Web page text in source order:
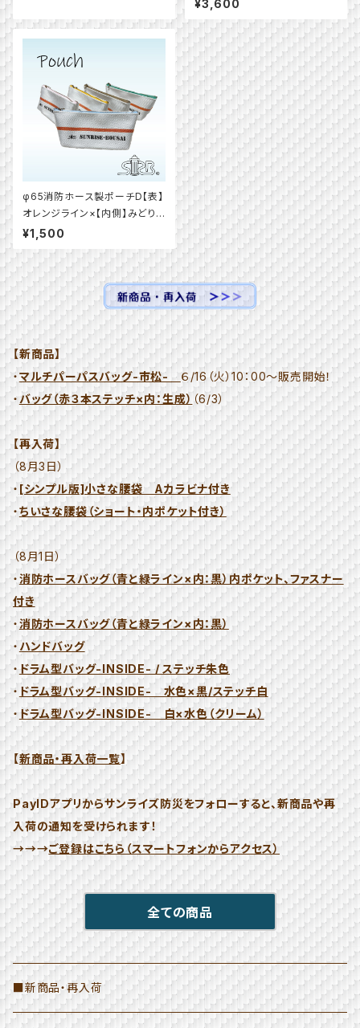
¥3,600
φ65消防ホース製ポーチD【表】
オレンジライン×【内側】みどり
色（ファスナー5色）
¥1,500
【新商品】
・マルチパーパスバッグ-市松- ６/16（火）10：00～販売開始！
・ バッグ（赤３本ステッチ×内：生成） （6/3）
【再入荷】
（8月3日）
・ [シンプル版]小さな腰袋 Aカラビナ付き
・ちいさな腰袋（ショート・内ポケット付き）
（8月1日）
・消防ホースバッグ（青と緑ライン×内：黒）内ポケット、ファスナー
付き
・消防ホースバッグ（青と緑ライン×内：黒）
・ ハンドバッグ
・ ドラム型バッグ-INSIDE- / ステッチ朱色
・ ドラム型バッグ-INSIDE- 水色×黒/ステッチ白
・ ドラム型バッグ-INSIDE- 白×水色（クリーム）
【新商品・再入荷一覧】
PayIDアプリからサンライズ防災をフォローすると、新商品や再
入荷の通知を受けられます！
→→→ご登録はこちら（スマートフォンからアクセス）
全ての商品
■新商品・再入荷